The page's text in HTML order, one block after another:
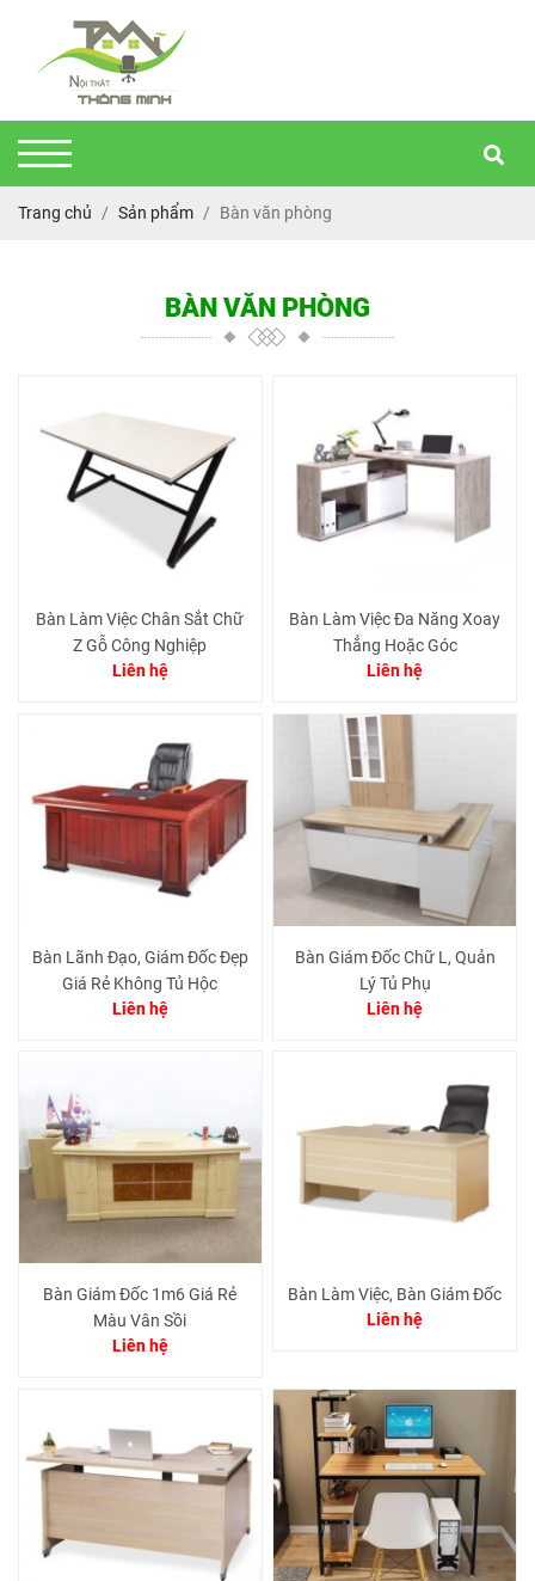
Trang chủ Sản phẩm Bàn văn phòng
BÀN VĂN PHÒNG
Bàn Làm Việc Chân Sắt Chữ
Z Gỗ Công Nghiệp
Liên hệ
Bàn Làm Việc Đa Năng Xoay
Thẳng Hoặc Góc
Liên hệ
Bàn Lãnh Đạo, Giám Đốc Đẹp
Giá Rẻ Không Tủ Hộc
Liên hệ
Bàn Giám Đốc Chữ L, Quản
Lý Tủ Phụ
Liên hệ
Bàn Giám Đốc 1m6 Giá Rẻ
Màu Vân Sồi
Liên hệ
Bàn Làm Việc, Bàn Giám Đốc
Liên hệ